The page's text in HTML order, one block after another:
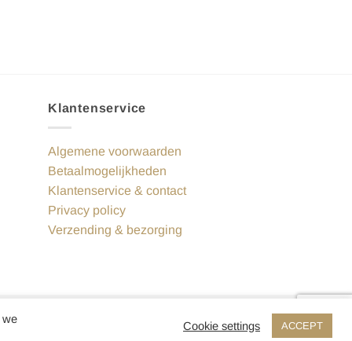
Klantenservice
Algemene voorwaarden
Betaalmogelijkheden
Klantenservice & contact
Privacy policy
Verzending & bezorging
Visa MasterCard
we
Cookie settings ACCEPT